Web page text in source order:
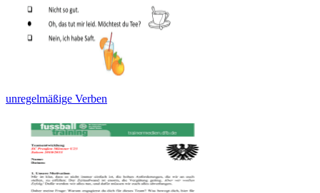
unregelmäßige Verben